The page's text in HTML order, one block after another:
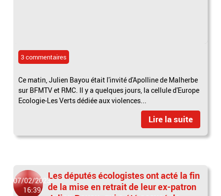
3 commentaires
Ce matin, Julien Bayou était l'invité d'Apolline de Malherbe
sur BFMTV et RMC. Il y a quelques jours, la cellule d'Europe
Ecologie-Les Verts dédiée aux violences...
Lire la suite
07/02/2023
16:39
Les députés écologistes ont acté la fin
de la mise en retrait de leur ex-patron